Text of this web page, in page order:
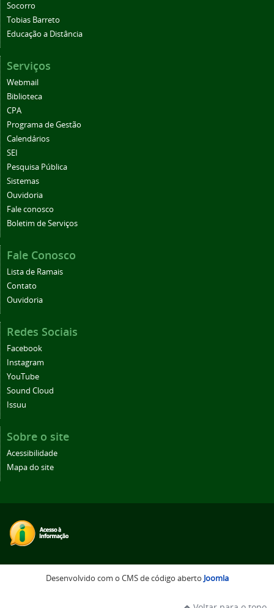
Socorro
Tobias Barreto
Educação a Distância
Serviços
Webmail
Biblioteca
CPA
Programa de Gestão
Calendários
SEI
Pesquisa Pública
Sistemas
Ouvidoria
Fale conosco
Boletim de Serviços
Fale Conosco
Lista de Ramais
Contato
Ouvidoria
Redes Sociais
Facebook
Instagram
YouTube
Sound Cloud
Issuu
Sobre o site
Acessibilidade
Mapa do site
Desenvolvido com o CMS de código aberto Joomla